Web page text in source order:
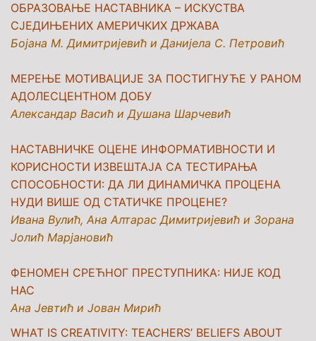
ОБРАЗОВАЊЕ НАСТАВНИКА – ИСКУСТВА
СЈЕДИЊЕНИХ АМЕРИЧКИХ ДРЖАВА
Бојана М. Димитријевић и Данијела С. Петровић
МЕРЕЊЕ МОТИВАЦИЈЕ ЗА ПОСТИГНУЋЕ У РАНОМ
АДОЛЕСЦЕНТНОМ ДОБУ
Александар Васић и Душана Шарчевић
НАСТАВНИЧКE ОЦЕНE ИНФОРМАТИВНОСТИ И
КОРИСНОСТИ ИЗВЕШТАЈА СА ТЕСТИРАЊА
СПОСОБНОСТИ: ДА ЛИ ДИНАМИЧКА ПРОЦЕНА
НУДИ ВИШЕ ОД СТАТИЧКЕ ПРОЦЕНЕ?
Ивана Вулић, Ана Алтарас Димитријевић и Зорана
Јолић Марјановић
ФЕНОМЕН СРЕЋНОГ ПРЕСТУПНИКА: НИЈЕ КОД
НАС
Ана Јевтић и Јован Мирић
WHAT IS CREATIVITY: TEACHERS’ BELIEFS ABOUT